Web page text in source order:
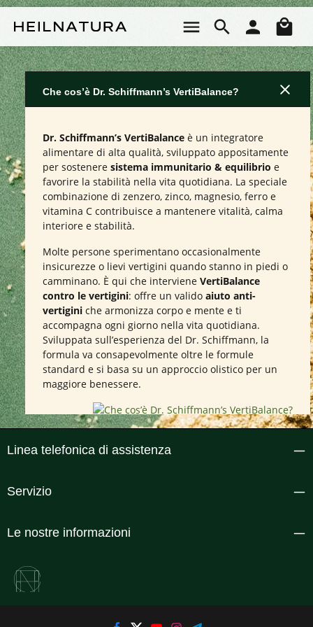
Il
Che cos’è Dr. Schiffmann’s VertiBalance?
Dr. Schiffmann’s VertiBalance è un integratore
alimentare di alta qualità, sviluppato appositamente
per sostenere sistema immunitario & equilibrio e
favorire la stabilità nella vita quotidiana. La speciale
combinazione di zenzero, zinco, magnesio, ferro e
vitamina C contribuisce a mantenere vitalità, calma
interiore e stabilità.
Molte persone sperimentano occasionalmente
insicurezze o lievi vertigini quando stanno in piedi o
camminano. È qui che interviene VertiBalance
contro le vertigini: offre un valido aiuto anti-
vertigini che armonizza corpo e mente e ti
accompagna ogni giorno nella vita quotidiana.
Sviluppata sull’esperienza del Dr. Schiffmann, la
formula va consapevolmente oltre le formule
standard e si basa su un approccio olistico per un
maggiore benessere.
Linea telefonica di assistenza
Servizio
Le nostre informazioni